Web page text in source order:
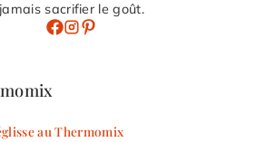
jamais sacrifier le goût.
au Thermomix